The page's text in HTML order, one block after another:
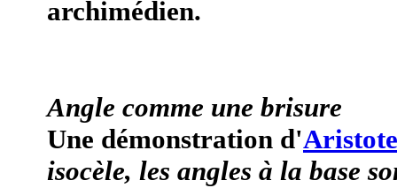
archimédien.
Angle comme une brisure
Une démonstration d'Aristote
isocèle, les angles à la base